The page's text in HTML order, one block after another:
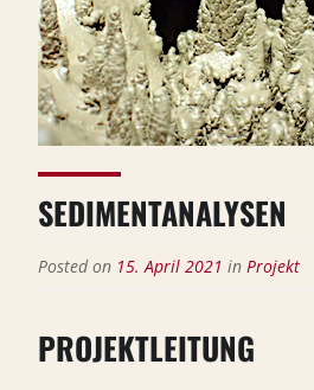
SEDIMENTANALYSEN
Posted on 15. April 2021 in Projekt
PROJEKTLEITUNG